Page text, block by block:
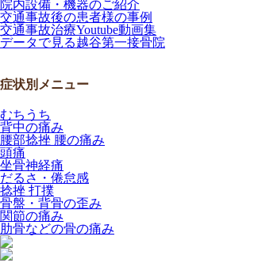
院内設備・機器のご紹介
交通事故後の患者様の事例
交通事故治療Youtube動画集
データで見る越谷第一接骨院
症状別メニュー
むちうち
背中の痛み
腰部捻挫 腰の痛み
頭痛
坐骨神経痛
だるさ・倦怠感
捻挫 打撲
骨盤・背骨の歪み
関節の痛み
肋骨などの骨の痛み